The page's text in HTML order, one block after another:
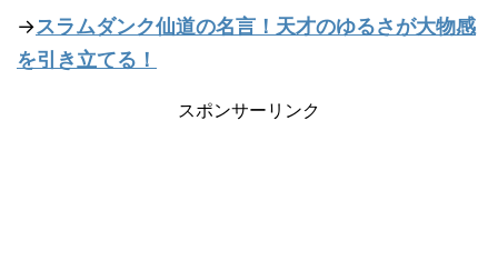
→スラムダンク仙道の名言！天才のゆるさが大物感
を引き立てる！
スポンサーリンク